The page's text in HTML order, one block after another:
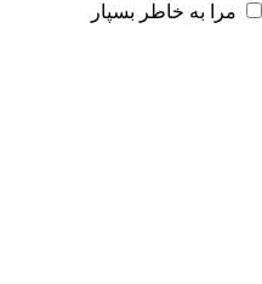
مرا به خاطر بسپار